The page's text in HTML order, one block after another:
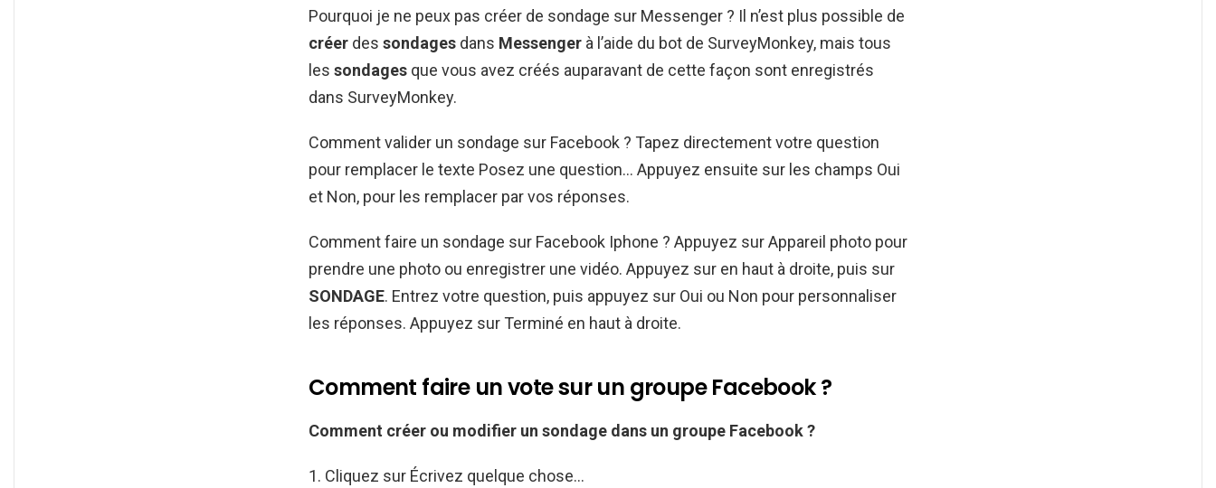
Pourquoi je ne peux pas créer de sondage sur Messenger ? Il n’est plus possible de
créer des sondages dans Messenger à l’aide du bot de SurveyMonkey, mais tous
les sondages que vous avez créés auparavant de cette façon sont enregistrés
dans SurveyMonkey.
Comment valider un sondage sur Facebook ? Tapez directement votre question
pour remplacer le texte Posez une question… Appuyez ensuite sur les champs Oui
et Non, pour les remplacer par vos réponses.
Comment faire un sondage sur Facebook Iphone ? Appuyez sur Appareil photo pour
prendre une photo ou enregistrer une vidéo. Appuyez sur en haut à droite, puis sur
SONDAGE. Entrez votre question, puis appuyez sur Oui ou Non pour personnaliser
les réponses. Appuyez sur Terminé en haut à droite.
Comment faire un vote sur un groupe Facebook ?
Comment créer ou modifier un sondage dans un groupe Facebook?
Cliquez sur Écrivez quelque chose…